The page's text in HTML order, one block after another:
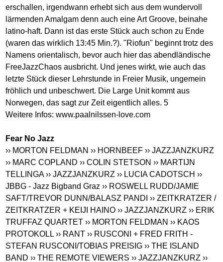
erschallen, irgendwann erhebt sich aus dem wundervoll
lärmenden Amalgam denn auch eine Art Groove, beinahe
latino-haft. Dann ist das erste Stück auch schon zu Ende
(waren das wirklich 13:45 Min.?). "Riofun" beginnt trotz des
Namens orientalisch, bevor auch hier das abendländische
FreeJazzChaos ausbricht. Und jenes wirkt, wie auch das
letzte Stück dieser Lehrstunde in Freier Musik, ungemein
fröhlich und unbeschwert. Die Large Unit kommt aus
Norwegen, das sagt zur Zeit eigentlich alles. 5
Weitere Infos:www.paalnilssen-love.com
Fear No Jazz
›› MORTON FELDMAN ›› HORNBEEF ›› JAZZJANZKURZ
›› MARC COPLAND ›› COLIN STETSON ›› MARTIJN
TELLINGA ›› JAZZJANZKURZ ›› LUCIA CADOTSCH ››
JBBG - Jazz Bigband Graz ›› ROSWELL RUDD/JAMIE
SAFT/TREVOR DUNN/BALASZ PANDI ›› ZEITKRATZER /
ZEITKRATZER + KEIJI HAINO ›› JAZZJANZKURZ ›› ERIK
TRUFFAZ QUARTET ›› MORTON FELDMAN ›› KAOS
PROTOKOLL ›› RANT ›› RUSCONI + FRED FRITH -
STEFAN RUSCONI/TOBIAS PREISIG ›› THE ISLAND
BAND ›› THE REMOTE VIEWERS ›› JAZZJANZKURZ ››